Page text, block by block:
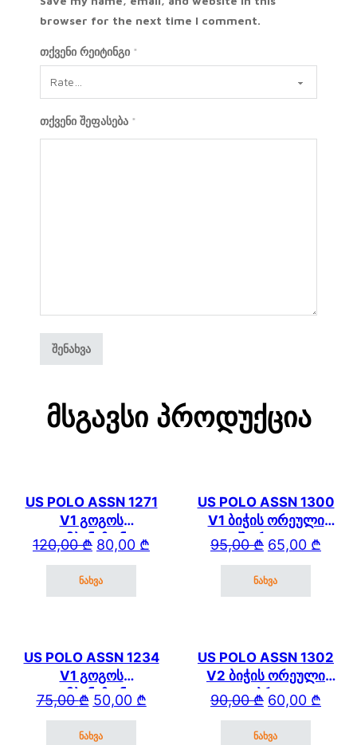
browser for the next time I comment.
თქვენი რეიტინგი *
თქვენი შეფასება *
Მსგავსი Პროდუქცია
US POLO ASSN 1271
V1 გოგოს
კომბინეზონი
120,00₾Original price was: 120,00 ₾.
80,00 ₾
Current price is: 80,00 ₾.
ნახვა
US POLO ASSN 1300
V1 ბიჭის ორეული
შორტით
95,00₾ Original price
65,00 ₾
Current price is:
ნახვა
US POLO ASSN 1234
V1 გოგოს
კომბინეზონი
75,00₾ Original price was: 75,00 ₾.
50,00 ₾
Current price is: 50,00 ₾.
ნახვა
US POLO ASSN 1302
V2 ბიჭის ორეული
კაპრით
90,00₾ Original price
60,00 ₾
Current price is:
ნახვა